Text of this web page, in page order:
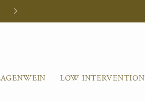
LOW INTERVENTION